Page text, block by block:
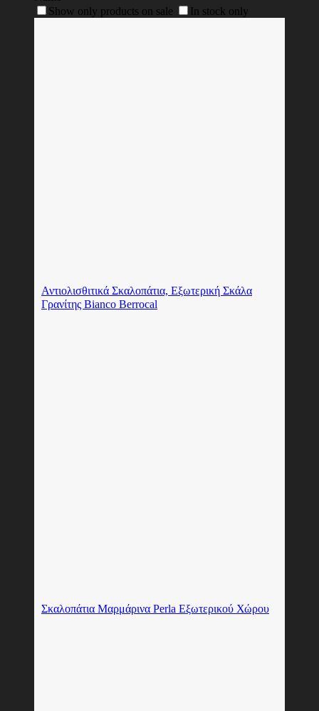
Show only products on sale
In stock only
Αντιολισθιτικά Σκαλοπάτια, Εξωτερική Σκάλα
Γρανίτης Bianco Berrocal
Σκαλοπάτια Μαρμάρινα Perla Εξωτερικού Χώρου